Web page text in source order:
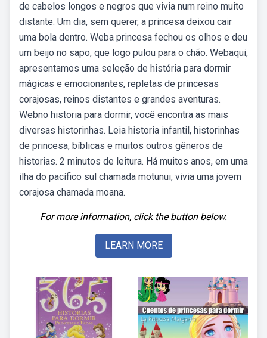
de cabelos longos e negros que vivia num reino muito
distante. Um dia, sem querer, a princesa deixou cair
uma bola dentro. Weba princesa fechou os olhos e deu
um beijo no sapo, que logo pulou para o chão. Webaqui,
apresentamos uma seleção de história para dormir
mágicas e emocionantes, repletas de princesas
corajosas, reinos distantes e grandes aventuras.
Webno historia para dormir, você encontra as mais
diversas historinhas. Leia historia infantil, historinhas
de princesa, bíblicas e muitos outros gêneros de
historias. 2 minutos de leitura. Há muitos anos, em uma
ilha do pacífico sul chamada motunui, vivia uma jovem
corajosa chamada moana.
For more information, click the button below.
LEARN MORE